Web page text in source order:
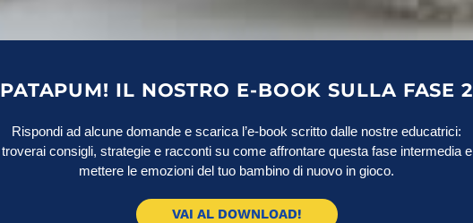
Condividi il post:
PATAPUM! IL NOSTRO E-BOOK SULLA FASE 2
Rispondi ad alcune domande e scarica l’e-book scritto dalle nostre educatrici:
troverai consigli, strategie e racconti su come affrontare questa fase intermedia e
mettere le emozioni del tuo bambino di nuovo in gioco.
VAI AL DOWNLOAD!